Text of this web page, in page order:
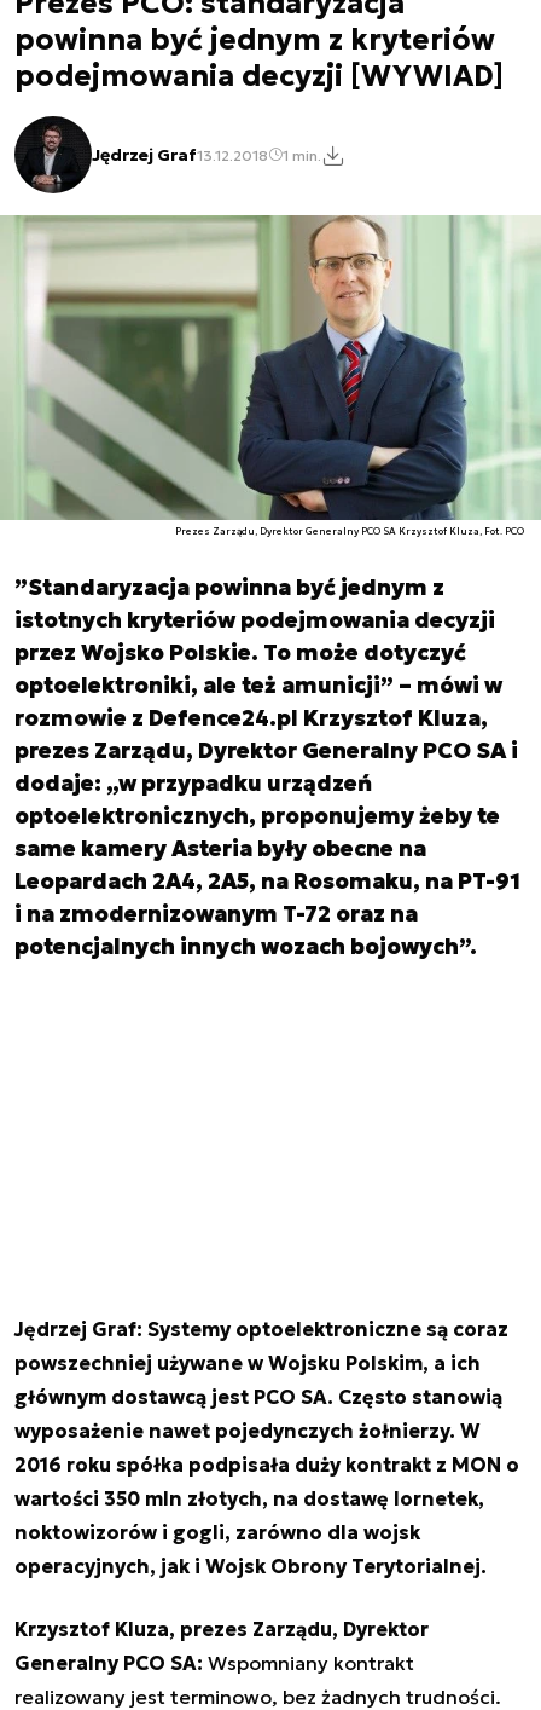
powinna być jednym z kryteriów
podejmowania decyzji [WYWIAD]
Jędrzej Graf13.12.2018 1 min.
Prezes Zarządu, Dyrektor Generalny PCO SA Krzysztof Kluza, Fot. PCO
”Standaryzacja powinna być jednym z
istotnych kryteriów podejmowania decyzji
przez Wojsko Polskie. To może dotyczyć
optoelektroniki, ale też amunicji” – mówi w
rozmowie z Defence24.pl Krzysztof Kluza,
prezes Zarządu, Dyrektor Generalny PCO SA i
dodaje: „w przypadku urządzeń
optoelektronicznych, proponujemy żeby te
same kamery Asteria były obecne na
Leopardach 2A4, 2A5, na Rosomaku, na PT-91
i na zmodernizowanym T-72 oraz na
potencjalnych innych wozach bojowych”.
Jędrzej Graf: Systemy optoelektroniczne są coraz
powszechniej używane w Wojsku Polskim, a ich
głównym dostawcą jest PCO SA. Często stanowią
wyposażenie nawet pojedynczych żołnierzy. W
2016 roku spółka podpisała duży kontrakt z MON o
wartości 350 mln złotych, na dostawę lornetek,
noktowizorów i gogli, zarówno dla wojsk
operacyjnych, jak i Wojsk Obrony Terytorialnej.
Krzysztof Kluza, prezes Zarządu, Dyrektor
Generalny PCO SA: Wspomniany kontrakt
realizowany jest terminowo, bez żadnych trudności.